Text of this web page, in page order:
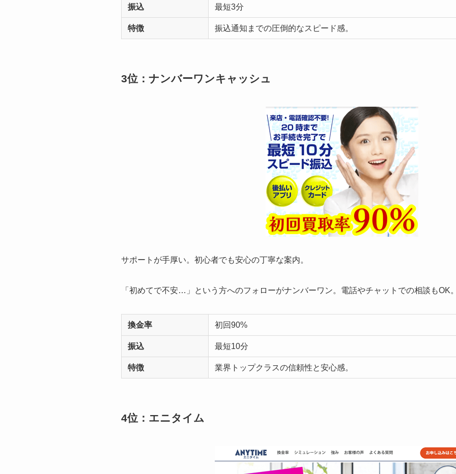
振込 最短3分
特徴 振込通知までの圧倒的なスピード感。
3位：ナンバーワンキャッシュ
サポートが手厚い。初心者でも安心の丁寧な案内。
「初めてで不安…」という方へのフォローがナンバーワン。電話やチャットでの相談もOK
換金率 初回90%
振込 最短10分
特徴 業界トップクラスの信頼性と安心感。
4位：エニタイム